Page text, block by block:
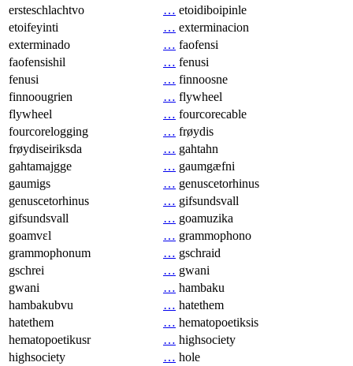
ersteschlachtvo
… etoidiboipinle
etoifeyinti
… exterminacion
exterminado
… faofensi
faofensishil
… fenusi
fenusi
… finnoosne
finnoougrien
… flywheel
flywheel
… fourcorecable
fourcorelogging
… frøydis
frøydiseiriksda
… gahtahn
gahtamajgge
… gaumgæfni
gaumigs
… genuscetorhinus
genuscetorhinus
… gifsundsvall
gifsundsvall
… goamuzika
goamvɛl
… grammophono
grammophonum
… gschraid
gschrei
… gwani
gwani
… hambaku
hambakubvu
… hatethem
hatethem
… hematopoetiksis
hematopoetikusr
… highsociety
highsociety
… hole